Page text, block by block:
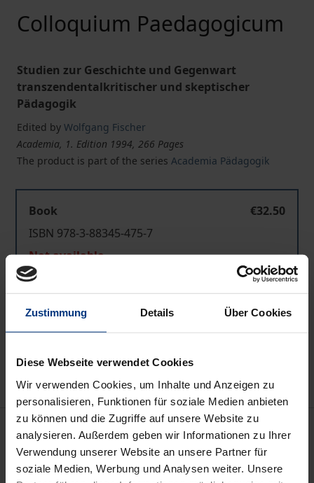
Zustimmung Details Über Cookies
Diese Webseite verwendet Cookies
Wir verwenden Cookies, um Inhalte und Anzeigen zu
personalisieren, Funktionen für soziale Medien anbieten
zu können und die Zugriffe auf unsere Website zu
analysieren. Außerdem geben wir Informationen zu Ihrer
Verwendung unserer Website an unsere Partner für
soziale Medien, Werbung und Analysen weiter. Unsere
Colloquium Paedagogicum
Studien zur Geschichte und Gegenwart
transzendentalkritischer und skeptischer
Pädagogik
Edited by Wolfgang Fischer
Academia, 1. Edition 1994, 266 Pages
The product is part of the series Academia Pädagogik
Book
€32.50
ISBN 978-3-88345-475-7
Not available
Add to Cart
Add to Wish List
Description
Das Buch enthält zwölf Beiträge, die sich aus